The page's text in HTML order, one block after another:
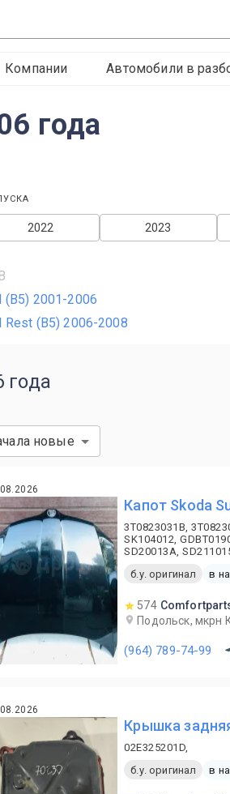
Компании Автомобили в
года
2023
2022
(B5) 2001-2006
Rest (B5) 2006-2008
года
новые
Капот Skoda
3T0823031B,
SK104012,
SD20013A,
б.у. оригинал
в
574
Подольск, мкрн
(964) 789-74-99
Крышка
02E325201D,
б.у. оригинал
в